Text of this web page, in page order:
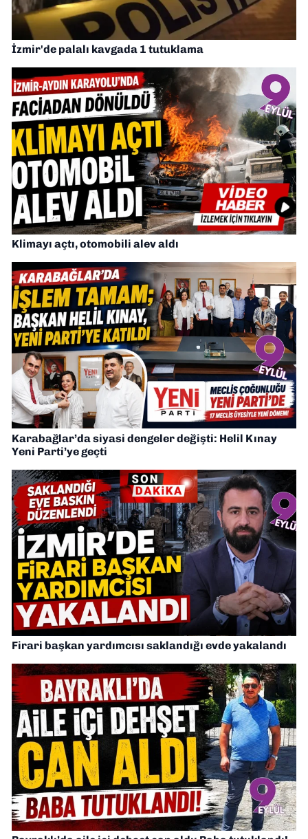
İzmir'de palalı kavgada 1 tutuklama
Klimayı açtı, otomobili alev aldı
Karabağlar’da siyasi dengeler değişti: Helil Kınay
Yeni Parti’ye geçti
Firari başkan yardımcısı saklandığı evde yakalandı